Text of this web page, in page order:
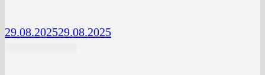
29.08.202529.08.2025